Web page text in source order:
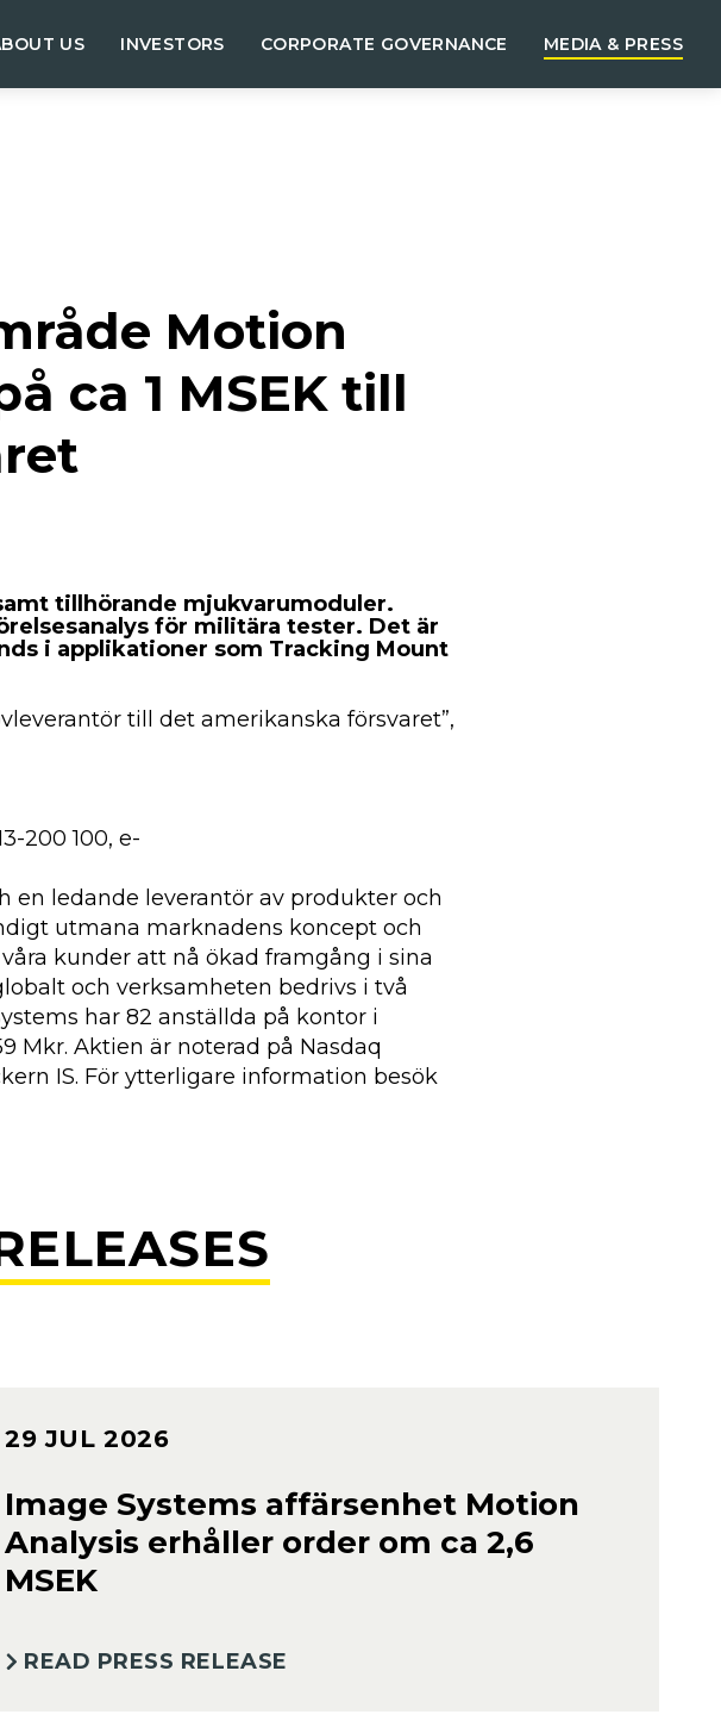
US INVESTORS CORPORATE GOVERNANCE MEDIA & PRESS
Motion
ca 1 MSEK till
tillhörande mjukvarumoduler.
för militära tester. Det är
i applikationer som Tracking Mount
till det amerikanska försvaret”,
200 100, e-
en ledande leverantör av produkter och
utmana marknadens koncept och
kunder att nå ökad framgång i sina
och verksamheten bedrivs i två
har 82 anställda på kontor i
Mkr. Aktien är noterad på Nasdaq
IS. För ytterligare information besök
29 JUL 2026
Image Systems affärsenhet Motion
Analysis erhåller order om ca 2,6
MSEK
READ PRESS RELEASE